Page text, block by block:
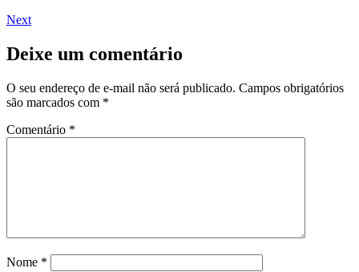
Next
Deixe um comentário
O seu endereço de e-mail não será publicado. Campos obrigatórios
são marcados com *
Comentário *
Nome *